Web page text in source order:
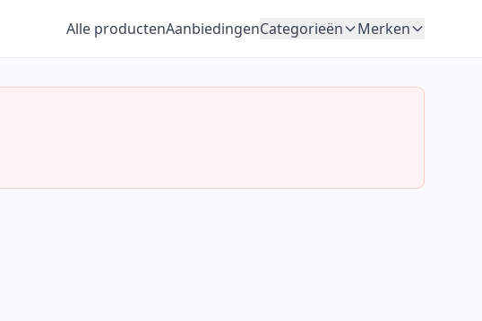
Alle productenAanbiedingenCategorieën Merken